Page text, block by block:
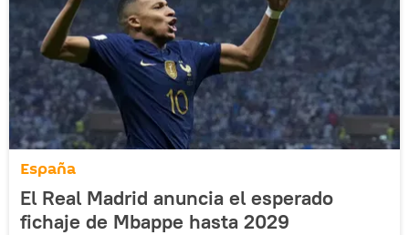
España
El Real Madrid anuncia el esperado
fichaje de Mbappe hasta 2029